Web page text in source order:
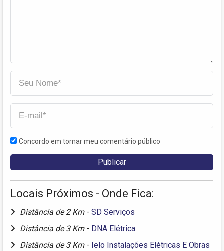
Concordo em tornar meu comentário público
Locais Próximos - Onde Fica:
Distância de 2 Km - SD Serviços
Distância de 3 Km - DNA Elétrica
Distância de 3 Km - Ielo Instalações Elétricas E Obras